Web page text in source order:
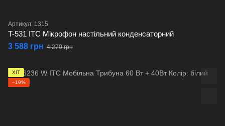
Артикул: 1315
T-531 ITC Мікрофон настільний конденсаторний
3 588 грн 4 270 грн
ХІТ
−19%